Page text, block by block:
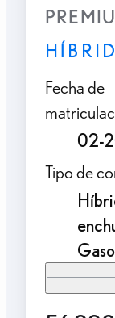
Fecha de
02-
Tipo de